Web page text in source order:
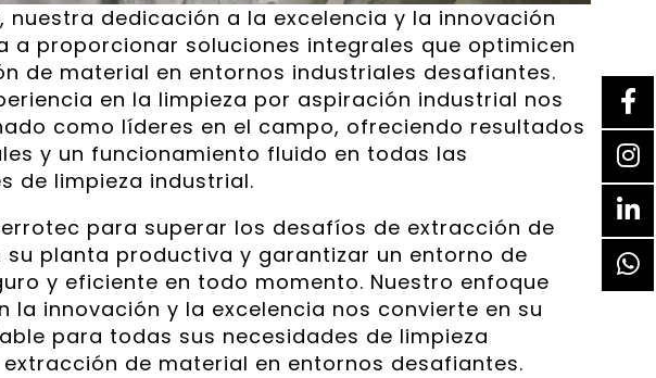
nuestra dedicación a la excelencia y la innovación
a proporcionar soluciones integrales que optimicen
de material en entornos industriales desafiantes.
en la limpieza por aspiración industrial nos
como líderes en el campo, ofreciendo resultados
y un funcionamiento fluido en todas las
de limpieza industrial.
para superar los desafíos de extracción de
su planta productiva y garantizar un entorno de
y eficiente en todo momento. Nuestro enfoque
la innovación y la excelencia nos convierte en su
para todas sus necesidades de limpieza
de material en entornos desafiantes.